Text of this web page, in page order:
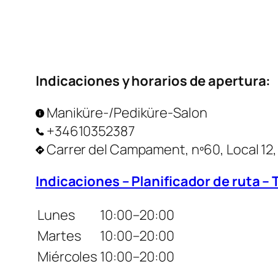
Indicaciones y horarios de apertura:
Maniküre-/Pediküre-Salon
+34610352387
Carrer del Campament, nº60, Local
Indicaciones – Planificador de ruta –
Lunes
10:00–20:00
Martes
10:00–20:00
Miércoles 10:00–20:00